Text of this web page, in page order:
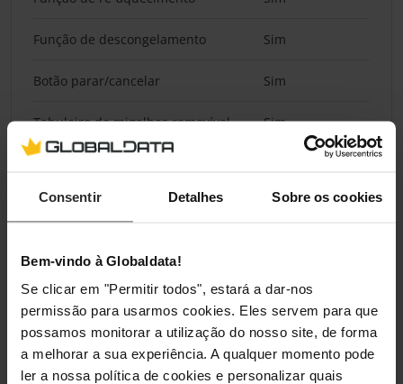
Consentir Detalhes Sobre os cookies
Bem-vindo à Globaldata!
Se clicar em "Permitir todos", estará a dar-nos
permissão para usarmos cookies. Eles servem para que
possamos monitorar a utilização do nosso site, de forma
a melhorar a sua experiência. A qualquer momento pode
ler a nossa política de cookies e personalizar quais
Função de descongelamento Sim
Botão parar/cancelar Sim
Tabuleiro de migalhas removível Sim
Gestão de energia
Potência
Voltagem de entrada AC 220 – 240
Frequência de entrada AC